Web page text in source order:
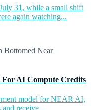
31, while a small shift
again watching...
For AI Compute Credits
model for NEAR AI,
receive...